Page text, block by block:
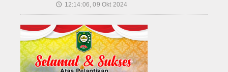
🕔 12:14:06, 09 Okt 2024